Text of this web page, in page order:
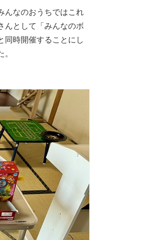
んなのおうちではこれ
んとして「みんなのボ
同時開催することにし